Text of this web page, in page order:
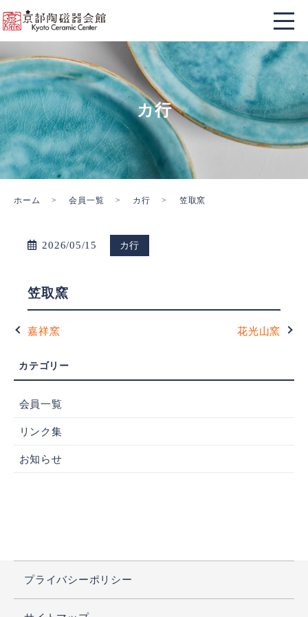
カ行
ホーム 会員一覧 カ行 笠取窯
2026/05/15 カ行
笠取窯
嘉祥窯 花光山窯
会員一覧
リンク集
お知らせ
プライバシーポリシー